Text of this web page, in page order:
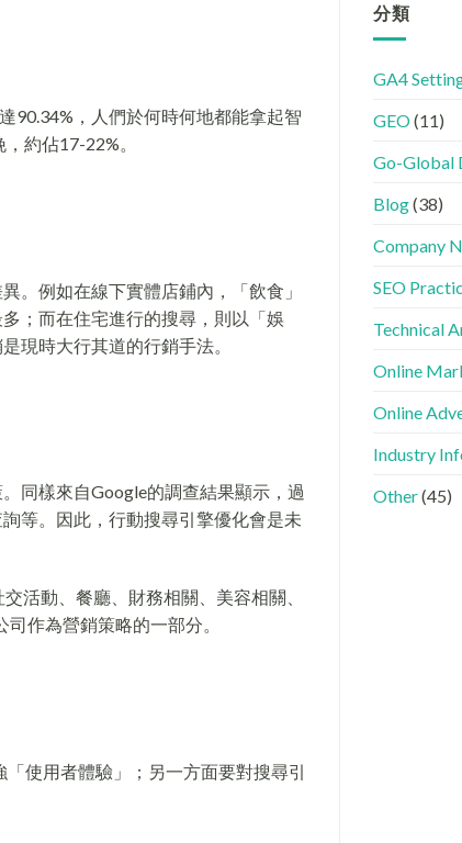
90.34%，人們於何時何地都能拿起智
約佔17-22%。
。例如在線下實體店鋪內，「飲食」
；而在住宅進行的搜尋，則以「娛
現時大行其道的行銷手法。
同樣來自Google的調查結果顯示，過
等。因此，行動搜尋引擎優化會是未
活動、餐廳、財務相關、美容相關、
作為營銷策略的一部分。
使用者體驗」；另一方面要對搜尋引
南〉
IG、
容
工〉
中
中
現？
GEO
與
的
際
中
已
進
代
品
如
進
的
任
單
分類
GA4
GEO(11)
Go-Global
Blog(38)
Company
SEO
Technical
Online
Online
Industry
Other(45)